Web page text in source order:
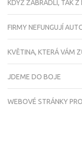
KDYŽ ZÁBRADLÍ, TAK Z
FIRMY NEFUNGUJÍ
KVĚTINA, KTERÁ VÁM
JDEME DO BOJE
WEBOVÉ STRÁNKY